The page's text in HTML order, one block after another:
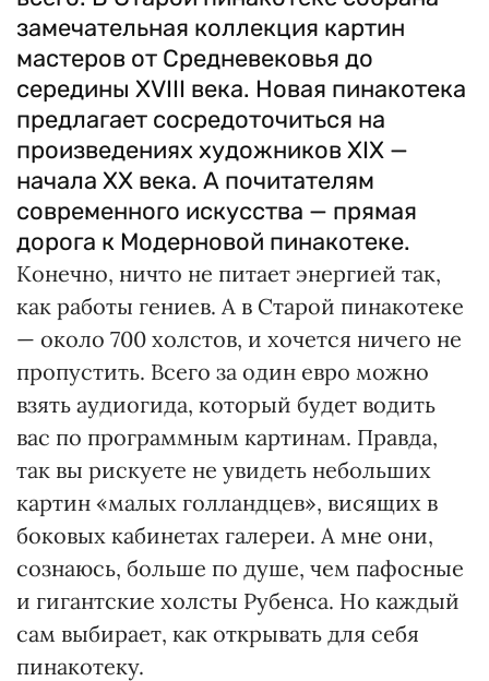
замечательная коллекция картин
мастеров от Средневековья до
середины XVIII века. Новая пинакотека
предлагает сосредоточиться на
произведениях художников XIX —
начала XX века. А почитателям
современного искусства — прямая
дорога к Модерновой пинакотеке.
Конечно, ничто не питает энергией так,
как работы гениев. А в Старой пинакотеке
— около 700 холстов, и хочется ничего не
пропустить. Всего за один евро можно
взять аудиогида, который будет водить
вас по программным картинам. Правда,
так вы рискуете не увидеть небольших
картин «малых голландцев», висящих в
боковых кабинетах галереи. А мне они,
сознаюсь, больше по душе, чем пафосные
и гигантские холсты Рубенса. Но каждый
сам выбирает, как открывать для себя
пинакотеку.